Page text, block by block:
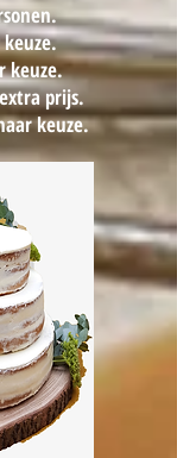
keuze.
prijs.
keuze.